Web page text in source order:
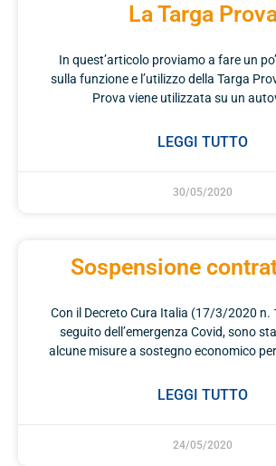
La Targa
In quest’articolo proviamo a fare un
sulla funzione e l’utilizzo della Targa
Prova viene utilizzata su un
LEGGI TUTTO
30/05/2020
Sospensione
Con il Decreto Cura Italia (17/3/2020 n.
seguito dell’emergenza Covid, sono
alcune misure a sostegno economico
LEGGI TUTTO
24/05/2020